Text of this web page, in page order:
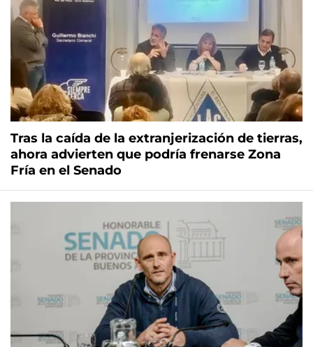
Tras la caída de la extranjerización de tierras,
ahora advierten que podría frenarse Zona
Fría en el Senado